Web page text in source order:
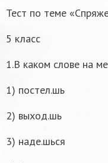
Тест по теме
5 класс
1.В каком слове на
1) постел.шь
2) выход.шь
3) наде.шься